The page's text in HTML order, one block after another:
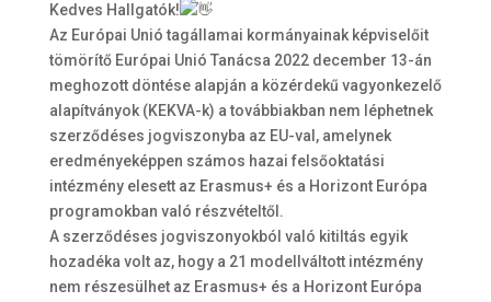
Kedves Hallgatók!
Az Európai Unió tagállamai kormányainak képviselőit
tömörítő Európai Unió Tanácsa 2022 december 13-án
meghozott döntése alapján a közérdekű vagyonkezelő
alapítványok (KEKVA-k) a továbbiakban nem léphetnek
szerződéses jogviszonyba az EU-val, amelynek
eredményeképpen számos hazai felsőoktatási
intézmény elesett az Erasmus+ és a Horizont Európa
programokban való részvételtől.
A szerződéses jogviszonyokból való kitiltás egyik
hozadéka volt az, hogy a 21 modellváltott intézmény
nem részesülhet az Erasmus+ és a Horizont Európa